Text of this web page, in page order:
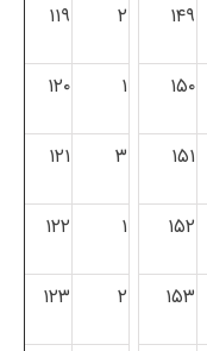
۱۴۹ ۲ ۱۱۹
۱۵۰ ۱ ۱۲۰
۱۵۱ ۳ ۱۲۱
۱۵۲ ۱ ۱۲۲
۱۵۳ ۲ ۱۲۳